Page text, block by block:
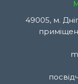
49005, м.